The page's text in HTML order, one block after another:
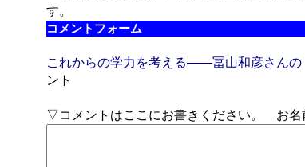
す。
コメントフォーム
これからの学力を考える――冨山和彦さんの
ント
▽コメントはここにお書きください。 お名